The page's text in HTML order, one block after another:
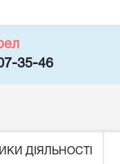
35-46
ДІЯЛЬНОСТІ